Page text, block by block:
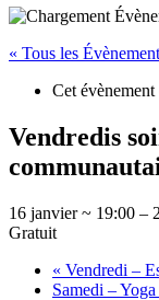
« Tous les
Cet évènement
Vendredis
16 janvier ~ 19:00 –
Gratuit
« Vendredi –
Samedi –